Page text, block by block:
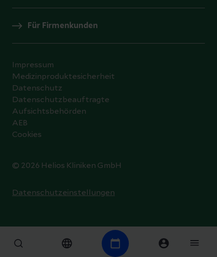
Für Firmenkunden
© 2026 Helios Kliniken GmbH
Impressum
Medizinproduktesicherheit
Datenschutz
Datenschutzbeauftragte
Aufsichtsbehörden
AEB
Cookies
Datenschutzeinstellungen